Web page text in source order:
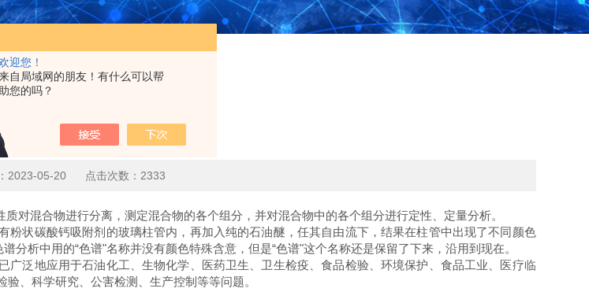
迎您！
自局域网的朋友！有什么可以帮
助您的吗？
色谱原理简介
2023-05-20 点击次数：2333
对混合物进行分离，测定混合物的各个组分，并对混合物中的各个组分进行定性、定量分析。
状碳酸钙吸附剂的玻璃柱管内，再加入纯的石油醚，任其自由流下，结果在柱管中出现了不同颜色
分析中用的“色谱"名称并没有颜色特殊含意，但是“色谱"这个名称还是保留了下来，沿用到现在。
泛地应用于石油化工、生物化学、医药卫生、卫生检疫、食品检验、环境保护、食品工业、医疗临
、科学研究、公害检测、生产控制等等问题。